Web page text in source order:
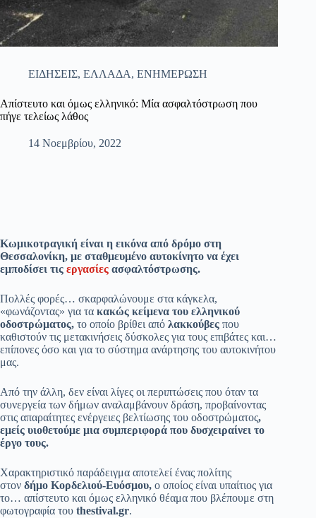
ΕΙΔΗΣΕΙΣ, ΕΛΛΑΔΑ, ΕΝΗΜΕΡΩΣΗ
Απίστευτο και όμως ελληνικό: Μία ασφαλτόστρωση που
πήγε τελείως λάθος
14 Νοεμβρίου, 2022
Κωμικοτραγική είναι η εικόνα από δρόμο στη
Θεσσαλονίκη, με σταθμευμένο αυτοκίνητο να έχει
εμποδίσει τις εργασίες ασφαλτόστρωσης.
Πολλές φορές… σκαρφαλώνουμε στα κάγκελα,
«φωνάζοντας» για τα κακώς κείμενα του ελληνικού
οδοστρώματος, το οποίο βρίθει από λακκούβες που
καθιστούν τις μετακινήσεις δύσκολες για τους επιβάτες και…
επίπονες όσο και για το σύστημα ανάρτησης του αυτοκινήτου
μας.
Από την άλλη, δεν είναι λίγες οι περιπτώσεις που όταν τα
συνεργεία των δήμων αναλαμβάνουν δράση, προβαίνοντας
στις απαραίτητες ενέργειες βελτίωσης του οδοστρώματος,
εμείς υιοθετούμε μια συμπεριφορά που δυσχειραίνει το
έργο τους.
Χαρακτηριστικό παράδειγμα αποτελεί ένας πολίτης
στον δήμο Κορδελιού-Ευόσμου, ο οποίος είναι υπαίτιος για
το… απίστευτο και όμως ελληνικό θέαμα που βλέπουμε στη
φωτογραφία του thestival.gr.